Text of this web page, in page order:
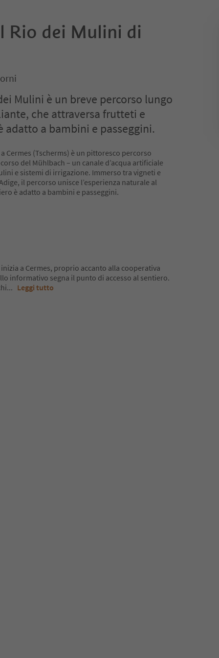
Rio dei Mulini di
Mulini è un breve percorso lungo
che attraversa frutteti e
adatto a bambini e passeggini.
Cermes (Tscherms) è un pittoresco percorso
del Mühlbach – un canale d’acqua artificiale
e sistemi di irrigazione. Immerso tra vigneti e
il percorso unisce l’esperienza naturale al
è adatto a bambini e passeggini.
a Cermes, proprio accanto alla cooperativa
informativo segna il punto di accesso al sentiero.
... Leggi tutto